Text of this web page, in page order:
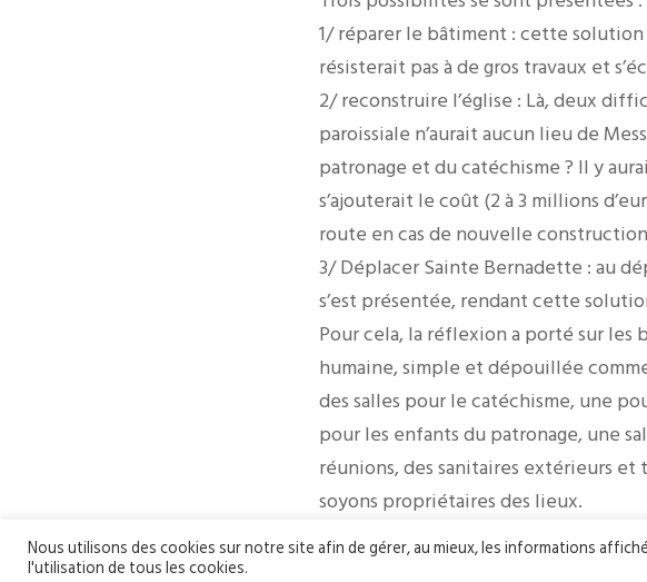
1/ réparer le bâtiment : cette
résisterait pas à de gros travaux et
2/ reconstruire l’église : Là, deux
paroissiale n’aurait aucun lieu de
patronage et du catéchisme ? Il y
s’ajouterait le coût (2 à 3 millions
route en cas de nouvelle
3/ Déplacer Sainte Bernadette : au
s’est présentée, rendant cette
Pour cela, la réflexion a porté sur les
humaine, simple et dépouillée
des salles pour le catéchisme, une
pour les enfants du patronage, une
réunions, des sanitaires extérieurs
soyons propriétaires des lieux.
Cela semblait fou mais rien n’est
Nous utilisons des cookies sur notre site afin de gérer, au mieux, les informations
l'utilisation de tous les cookies.